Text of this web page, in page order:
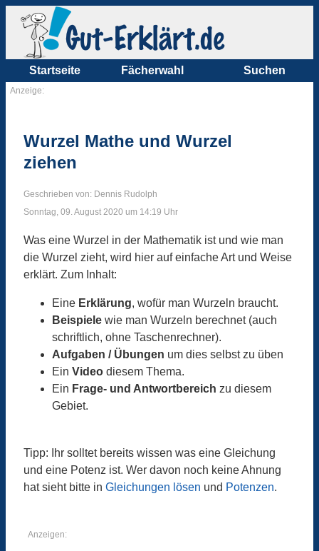
Startseite Fächerwahl Suchen
Anzeige:
Wurzel Mathe und Wurzel
ziehen
Geschrieben von: Dennis Rudolph
Sonntag, 09. August 2020 um 14:19 Uhr
Was eine Wurzel in der Mathematik ist und wie man
die Wurzel zieht, wird hier auf einfache Art und Weise
erklärt. Zum Inhalt:
Eine Erklärung, wofür man Wurzeln braucht.
Beispiele wie man Wurzeln berechnet (auch
schriftlich, ohne Taschenrechner).
Aufgaben / Übungen um dies selbst zu üben
Ein Video diesem Thema.
Ein Frage- und Antwortbereich zu diesem
Gebiet.
Tipp: Ihr solltet bereits wissen was eine Gleichung
und eine Potenz ist. Wer davon noch keine Ahnung
hat sieht bitte in Gleichungen lösen und Potenzen.
Anzeigen: